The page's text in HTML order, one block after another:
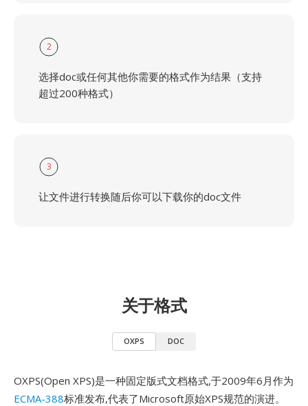
2
选择doc或任何其他你需要的格式作为结果（支持
超过200种格式）
3
让文件进行转换随后你可以下载你的doc文件
关于格式
OXPS DOC
OXPS(Open XPS)是一种固定版式文档格式,于2009年6月作为
ECMA-388标准发布,代表了Microsoft原始XPS规范的演进。